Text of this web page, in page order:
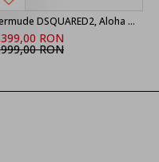
Bermude DSQUARED2, Aloha Souvenir Boxer Shorts
RON
RON